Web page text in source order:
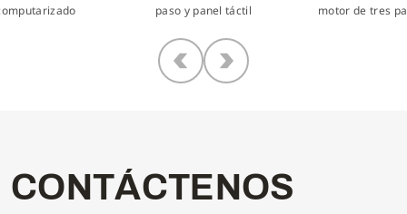
paso y panel táctil
motor de tres
CONTÁCTENOS